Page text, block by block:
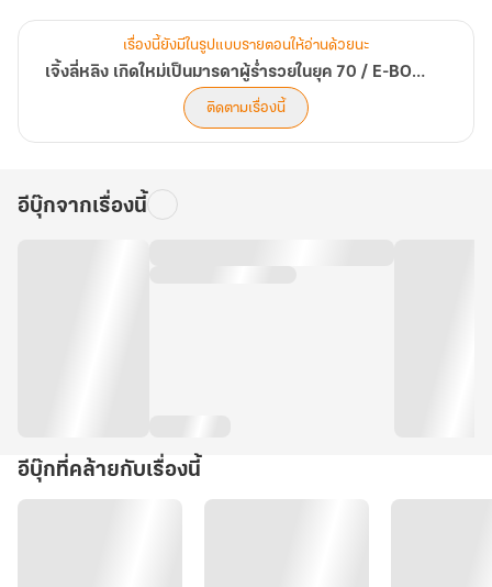
ยุค
70
/
E-
BOOK
มา
แล้ว
เรื่องนี้ยังมีในรูปแบบรายตอนให้อ่านด้วยนะ
เจิ้งลี่หลิง เกิดใหม่เป็นมารดาผู้ร่ำรวยในยุค 70 / E-BOOK มาแล้ว 2 เล่มจบ
ติดตามเรื่องนี้
อีบุ๊กจากเรื่องนี้
อีบุ๊กที่คล้ายกับเรื่องนี้